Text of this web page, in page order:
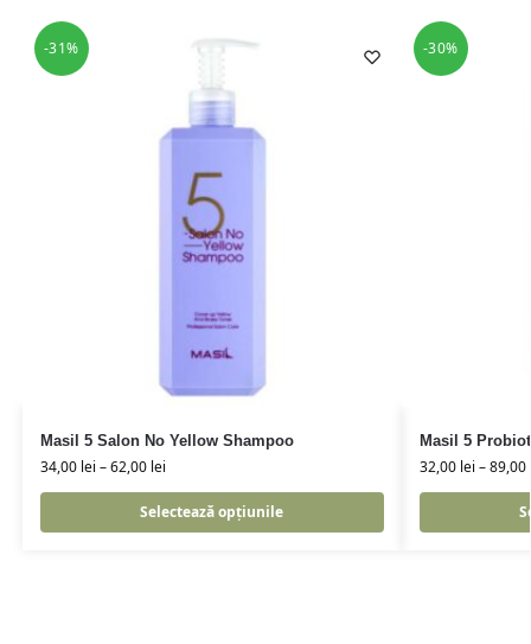
-31%
Masil 5 Salon No Yellow Shampoo
34,00 lei –62,00 lei
Selectează opțiunile
-30%
Masil 5
32,00 lei –89,00